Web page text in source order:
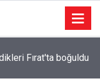
Fırat'ta boğuldu
yükseldi